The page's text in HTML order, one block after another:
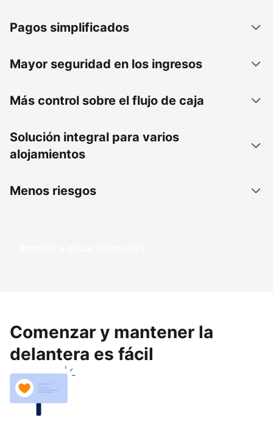
Pagos simplificados
Mayor seguridad en los ingresos
Más control sobre el flujo de caja
Solución integral para varios
alojamientos
Menos riesgos
Empezá a ganar dinero hoy
Comenzar y mantener la
delantera es fácil